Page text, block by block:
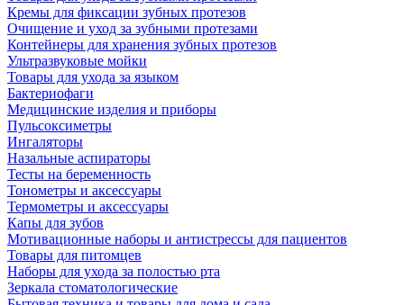
Кремы для фиксации зубных протезов
Очищение и уход за зубными протезами
Контейнеры для хранения зубных протезов
Ультразвуковые мойки
Товары для ухода за языком
Бактериофаги
Медицинские изделия и приборы
Пульсоксиметры
Ингаляторы
Назальные аспираторы
Тесты на беременность
Тонометры и аксессуары
Термометры и аксессуары
Капы для зубов
Мотивационные наборы и антистрессы для пациентов
Товары для питомцев
Наборы для ухода за полостью рта
Зеркала стоматологические